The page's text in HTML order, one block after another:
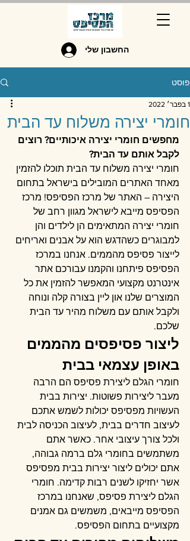
החשבון שלי
פוסט
חומרי יצירה משלוח עד הבית
1 בפבר׳ 2022
מחפשים חומרי יצירה איכותיים? רוצים
לקבל אותם עד הבית?
חומרי יצירה משלוח עד הבית תוכלו להזמין
מאחד האתרים המובילים בישראל בתחום
היצירה – האתר של מרכז הפסיפס! מרכז
הפסיפס מייבא לישראל מגוון רחב של
חומרי יצירה המתאימים הן לילדים והן
למבוגרים כשהדגש הוא על אבנים ואריחים
לייצור פסיפס מהממים. אנחנו במרכז
הפסיפס פיתחנו והקמנו עבורכם אתר
אינטרנט מקצועי המאפשר להזמין את כל
המוצרים שלנו און ליין בצורה קלה ונוחה
ולקבל אותם עם משלוח מהיר עד הבית
שלכם.
ליצור פסיפסים מהממים
באופן עצמאי בבית
חומרי הגלם ליצירת פסיפס הם הרבה
מעבר ליצירות פשוטות. יצירות בבית
העשויות מפסיפס יכולות לשמש אתכם
לעיצוב חדרים בבית, לעיצוב הכניסה לבית
ולכל צורך עיצובי אחר. כאשר אתם
משתמשים בחומרי גלם ברמה גבוהה,
אתם יכולים ליצור יצירות בבית מפסיפס
אשר יחזיקו לשנים רבות קדימה. חומרי
הגלם ליצירת פסיפס, שאנחנו במרכז
הפסיפס מייבאים, משמשים גם אמנים
מקצועיים בתחום הפסיפס.